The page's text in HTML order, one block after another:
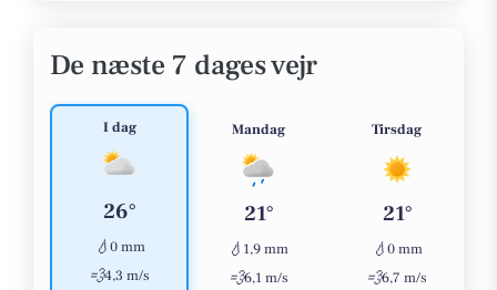
De næste 7 dages vejr
I dag
26°
💧0 mm
💨4,3 m/s
Mandag
21°
💧 1,9 mm
💨6,1 m/s
Tirsdag
21°
💧0 mm
💨6,7 m/s